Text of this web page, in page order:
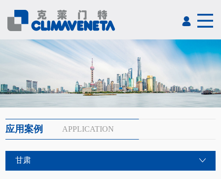
应用案例 APPLICATION
甘肃